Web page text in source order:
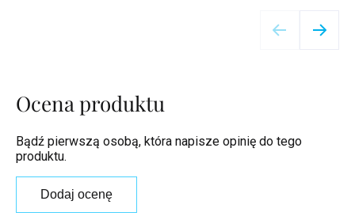
Ocena produktu
Bądź pierwszą osobą, która napisze opinię do tego
produktu.
Dodaj ocenę